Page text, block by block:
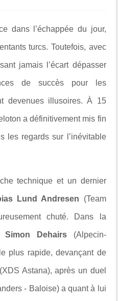
dans l’échappée du jour,
turcs. Toutefois, avec
jamais l’écart dépasser
de succès pour les
devenues illusoires. À 15
a définitivement mis fin
les regards sur l’inévitable
technique et un dernier
Lund Andresen (Team
chuté. Dans la
Simon Dehairs(Alpecin-
plus rapide, devançant de
Astana), après un duel
- Baloise) a quant à lui